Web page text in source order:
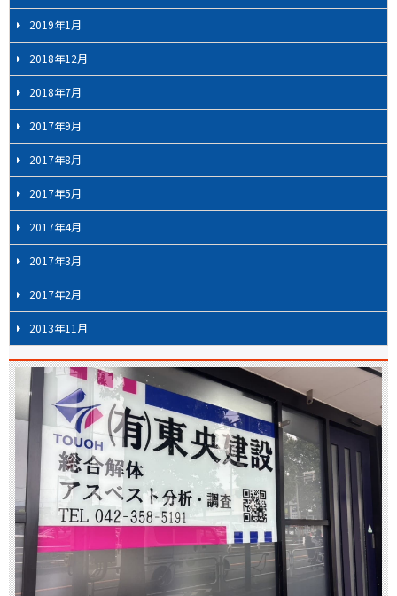
2019年1月
2018年12月
2018年7月
2017年9月
2017年8月
2017年5月
2017年4月
2017年3月
2017年2月
2013年11月